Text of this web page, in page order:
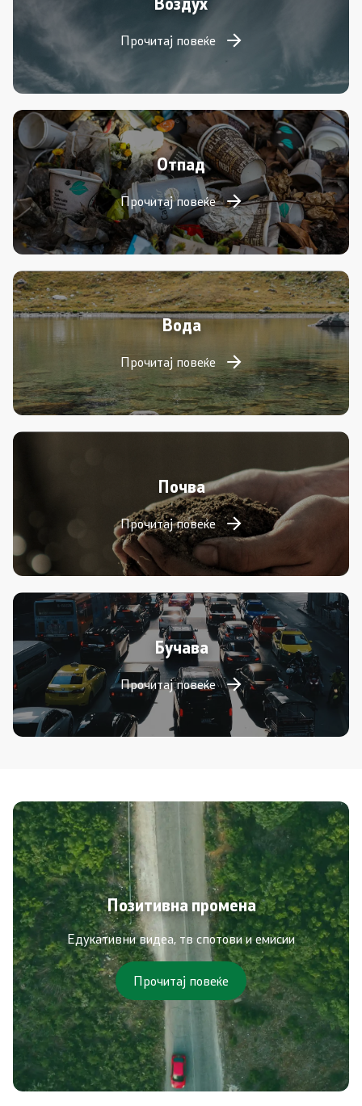
Прочитај повеќе
Отпад
Прочитај повеќе
Вода
Прочитај повеќе
Почва
Прочитај повеќе
Бучава
Прочитај повеќе
Позитивна промена
Едукативни видеа, тв спотови и емисии
Прочитај повеќе